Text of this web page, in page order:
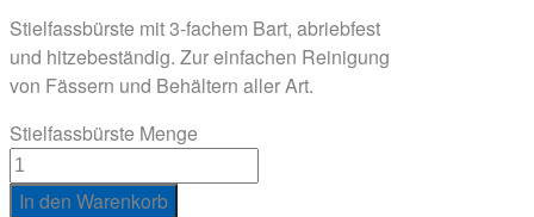
Stielfassbürste mit 3-fachem Bart, abriebfest
und hitzebeständig. Zur einfachen Reinigung
von Fässern und Behältern aller Art.
Stielfassbürste Menge
In den Warenkorb